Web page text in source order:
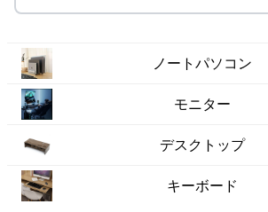
ノートパソコン
モニター
デスクトップ
キーボード